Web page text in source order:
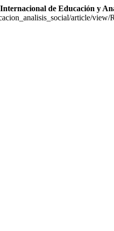
de Educación y
article/view/